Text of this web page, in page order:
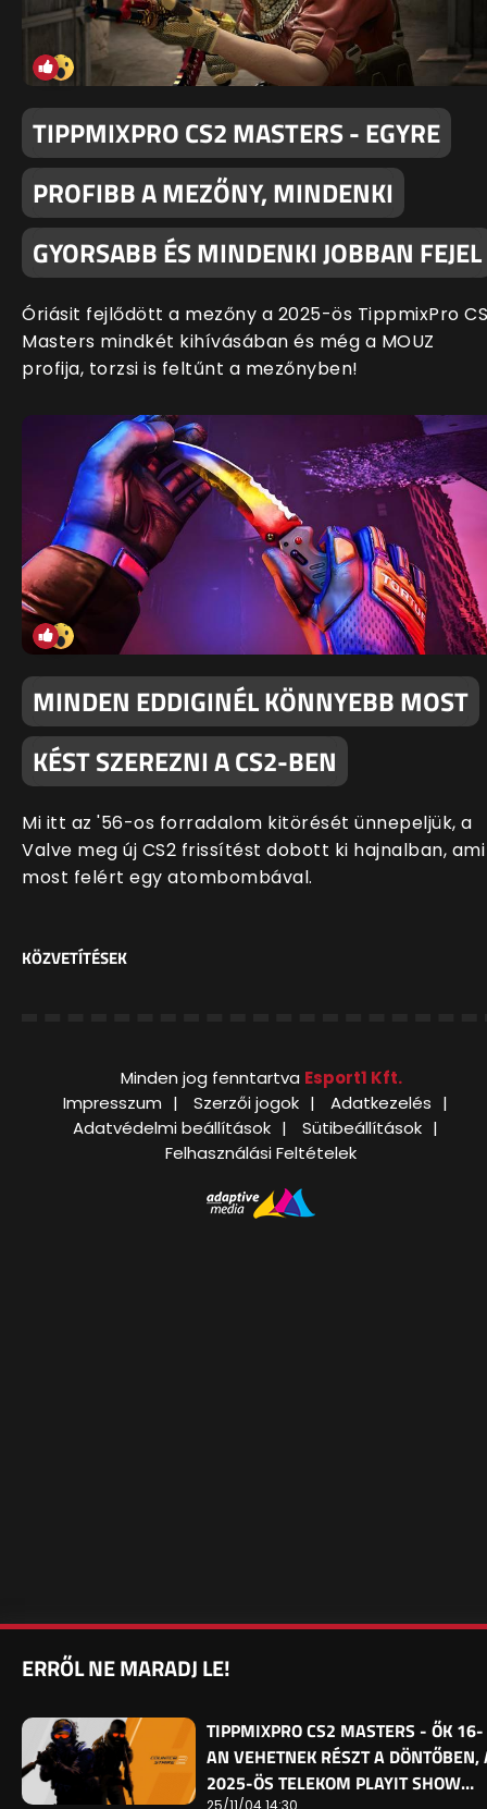
TIPPMIXPRO CS2 MASTERS - EGYRE
PROFIBB A MEZŐNY, MINDENKI
GYORSABB ÉS MINDENKI JOBBAN FEJEL
Óriásit fejlődött a mezőny a 2025-ös TippmixPro
Masters mindkét kihívásában és még a MOUZ
profija, torzsi is feltűnt a mezőnyben!
MINDEN EDDIGINÉL KÖNNYEBB MOST
KÉST SZEREZNI A CS2-BEN
Mi itt az '56-os forradalom kitörését ünnepeljük, a
Valve meg új CS2 frissítést dobott ki hajnalban, ami
most felért egy atombombával.
KÖZVETÍTÉSEK
Minden jog fenntartva Esport1 Kft.
Impresszum
Szerzői jogok
Adatkezelés
Adatvédelmi beállítások
Sütibeállítások
Felhasználási Feltételek
ERRŐL NE MARADJ LE!
TIPPMIXPRO CS2 MASTERS - ŐK 16-
AN VEHETNEK RÉSZT A DÖNTŐBEN,
2025-ÖS TELEKOM PLAYIT SHOW…
25/11/04 14:30